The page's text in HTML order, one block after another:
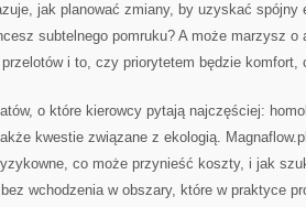
jak planować zmiany, by uzyskać
subtelnego pomruku? A może marzysz o
i to, czy priorytetem będzie komfort,
o które kierowcy pytają najczęściej:
kwestie związane z ekologią.
co może przynieść koszty, i jak
wchodzenia w obszary, które w praktyce